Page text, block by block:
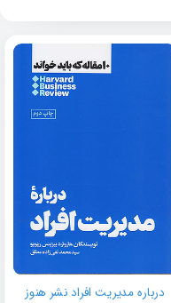
درباره مدیریت افراد نشر هنوز